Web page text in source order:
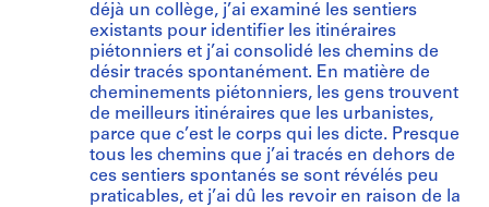
déjà un collège, j’ai examiné les sentiers
existants pour identifier les itinéraires
piétonniers et j’ai consolidé les chemins de
désir tracés spontanément. En matière de
cheminements piétonniers, les gens trouvent
de meilleurs itinéraires que les urbanistes,
parce que c’est le corps qui les dicte. Presque
tous les chemins que j’ai tracés en dehors de
ces sentiers spontanés se sont révélés peu
praticables, et j’ai dû les revoir en raison de la